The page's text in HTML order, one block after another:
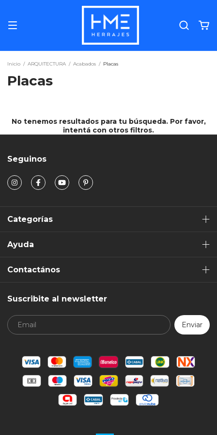
Inicio / ARQUITECTURA / Acabados / Placas
Placas
No tenemos resultados para tu búsqueda. Por favor,
intentá con otros filtros.
Seguinos
Categorías
Ayuda
Contactános
Suscribite al newsletter